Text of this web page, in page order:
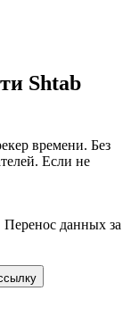
Shtab
времени. Без
Если не
данных за